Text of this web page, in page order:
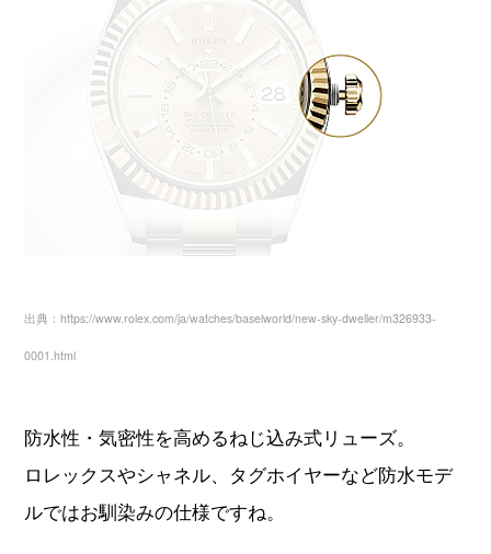
出典：https://www.rolex.com/ja/watches/baselworld/new-sky-dweller/m326933-
0001.html
防水性・気密性を高めるねじ込み式リューズ。
ロレックスやシャネル、タグホイヤーなど防水モデ
ルではお馴染みの仕様ですね。